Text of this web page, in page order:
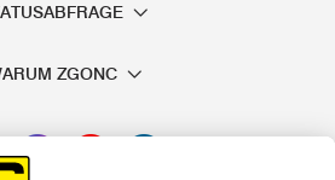
den passenden
ZGONC